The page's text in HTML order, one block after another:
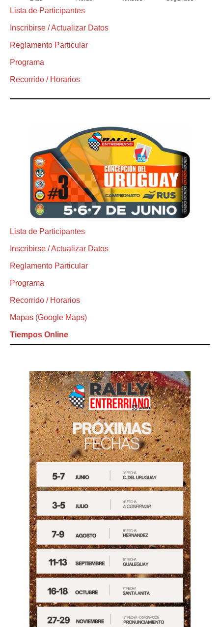
Lista de Participantes
Inscribirse / Actualizar Datos
Reglamento Particular
Programa
Recorrido / Horarios
Lista de Participantes
Inscribirse / Actualizar Datos
Reglamento Particular
Programa
Recorrido / Horarios
Mapas (Google Maps)
Tiempos Online